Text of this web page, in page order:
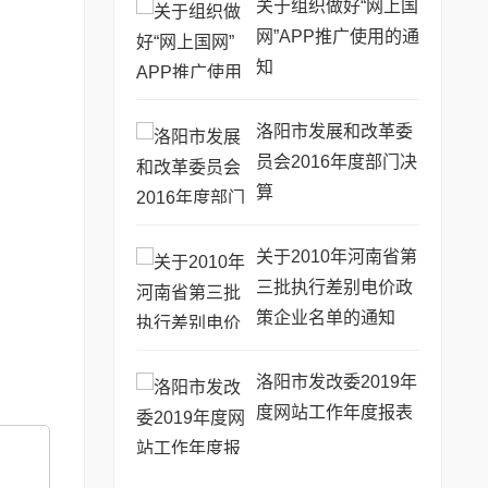
关于组织做好“网上国
网”APP推广使用的通
知
洛阳市发展和改革委
员会2016年度部门决
算
关于2010年河南省第
三批执行差别电价政
策企业名单的通知
洛阳市发改委2019年
度网站工作年度报表